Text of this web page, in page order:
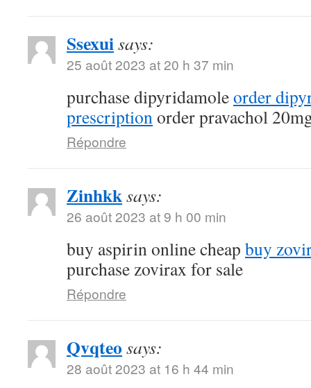
Ssexuisays:
25 août 2023 at 20 h 37 min
purchase dipyridamoleorder
prescriptionorder pravachol
Répondre
Zinhkksays:
26 août 2023 at 9 h 00 min
buy aspirin online cheap buy
purchase zovirax for sale
Répondre
Qvqteo says:
28 août 2023 at 16 h 44 min